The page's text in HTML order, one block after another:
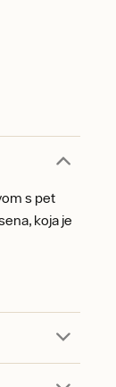
s pet
koja je